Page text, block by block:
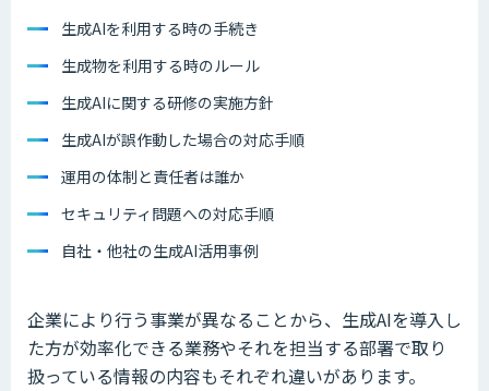
生成AIを利用する時の手続き
生成物を利用する時のルール
生成AIに関する研修の実施方針
生成AIが誤作動した場合の対応手順
運用の体制と責任者は誰か
セキュリティ問題への対応手順
自社・他社の生成AI活用事例
企業により行う事業が異なることから、生成AIを導入し
た方が効率化できる業務やそれを担当する部署で取り
扱っている情報の内容もそれぞれ違いがあります。